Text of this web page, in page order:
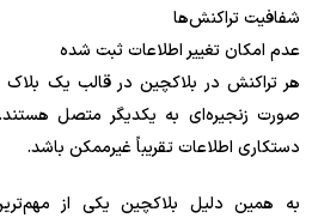
شفافیت تراکنش‌ها
عدم امکان تغییر اطلاعات ثبت شده
هر تراکنش در بلاکچین در قالب یک
صورت زنجیره‌ای به یکدیگر متصل
دستکاری اطلاعات تقریباً غیرممکن باشد.
به همین دلیل بلاکچین یکی از